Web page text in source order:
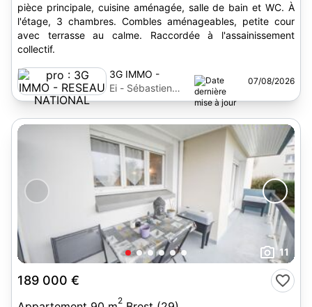
pièce principale, cuisine aménagée, salle de bain et WC. À
l'étage, 3 chambres. Combles aménageables, petite cour
avec terrasse au calme. Raccordée à l'assainissement
collectif.
3G IMMO -
RESEAU
NATIONAL
Ei - Sébastien
Baniel
07/08/2026
11
189 000 €
2